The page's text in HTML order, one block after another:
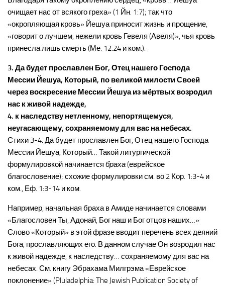
очищает нас от всякого греха» (1 Йн. 1:7); так что
«окропляющая кровь» Йешуа приносит жизнь и прощение,
«говорит о лучшем, нежели кровь Гевеля (Авеля)», чья кровь
принесла лишь смерть (Ме. 12:24 и ком.).
3. Да будет прославлен Бог, Отец нашего Господа
Мессии Йешуа, Который, по великой милости Своей
через воскресение Мессии Йешуа из мёртвых возродил
нас к живой надежде,
4. к наследству нетленному, непортящемуся,
неугасающему, сохраняемому для вас на небесах.
Стихи 3-4. Да будет прославлен Бог, Отец нашего Господа
Мессии Йешуа, Который… Такой литургической
формулировкой начинается браха(еврейское
благословение); схожие формулировки см. во 2 Кор. 1:3-4 и
ком., Еф. 1:3-14 и ком.
Например, начальная браха в Амиде начинается словами
«Благословен Ты, Адонай, Бог наш и Бог отцов наших…»
Слово «Который» в этой фразе вводит перечень всех деяний
Бога, прославляющих его. В данном случае Он возродил нас
к живой надежде, к наследству… сохраняемому для вас на
небесах. См. книгу Эбрахама Милгрэма «Еврейское
поклонение» (Pluladelphia: The Jewish Publication Society of